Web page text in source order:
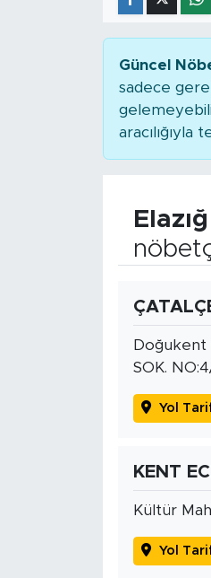
Güncel
sadece
Doğukent
SOK.
Yol
KENT
Kültür
Yol